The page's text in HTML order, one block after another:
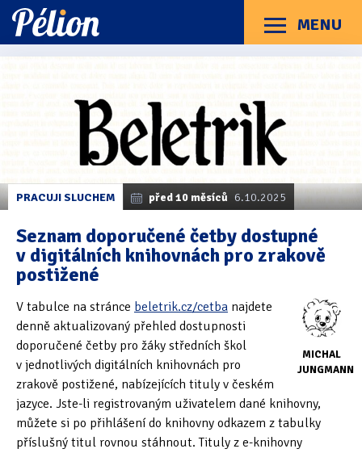
Přejít
na
štítky
Přejít
na
kategorie
Přejít
na
obsah
MENU
Menu
(3)
(163)
Braillské řádky (31)
Mobilní zařízení(85)
Zápisníky(7)
Názory & zkušenosti (143)
Oficiální materiály
(57)
Pozvánky & oznámení(67)
PRACUJI SLUCHEM před 10 měsíců 6.10.2025
Seznam doporučené četby dostupné
v digitálních knihovnách pro zrakově
postižené
MICHAL
JUNGMANN
V tabulce na stránce beletrik.cz/cetba najdete
denně aktualizovaný přehled dostupnosti
doporučené četby pro žáky středních škol
v jednotlivých digitálních knihovnách pro
zrakově postižené, nabízejících tituly v českém
jazyce. Jste-li registrovaným uživatelem dané knihovny,
můžete si po přihlášení do knihovny odkazem z tabulky
příslušný titul rovnou stáhnout. Tituly z e-knihovny